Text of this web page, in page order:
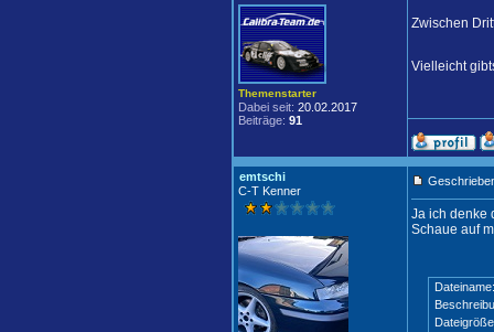
Themenstarter
Dabei seit: 20.02.2017
Beiträge: 91
Zwischen
Vielleicht
emtschi
C-T Kenner
Ja ich denke
Schaue auf
Dateiname: